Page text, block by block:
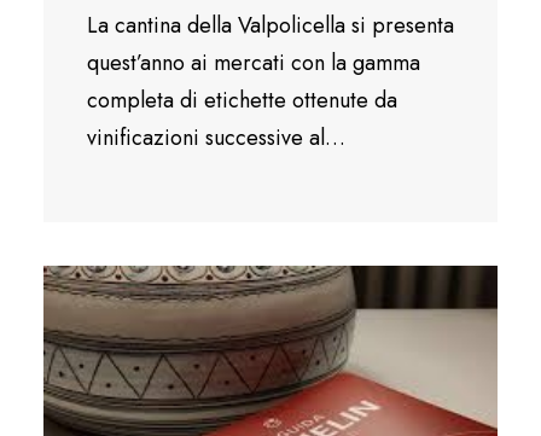
La cantina della Valpolicella si presenta
quest’anno ai mercati con la gamma
completa di etichette ottenute da
vinificazioni successive al…